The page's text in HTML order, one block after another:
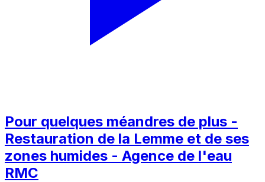
Pour quelques méandres de plus -
Restauration de la Lemme et de ses
zones humides - Agence de l'eau
RMC